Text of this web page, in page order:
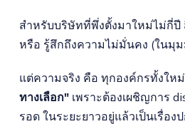
สำหรับบริษัทที่พึ่งตั้งมาใหม่ไม่กี่ปี
หรือ รู้สึกถึงความไม่มั่นคง (ในมุ
แต่ความจริง คือ ทุกองค์กรทั้งให
ทางเลือก"เพราะต้องเผชิญการ
รอด ในระยะยาวอยู่แล้วเป็นเรื่อง